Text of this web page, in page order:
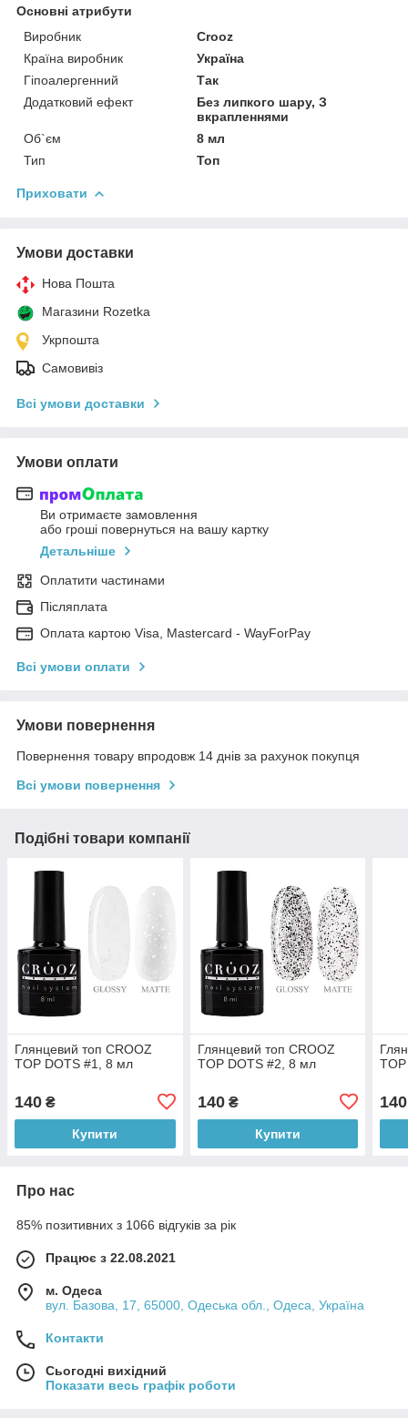
Основні атрибути
Виробник
Crooz
Країна виробник
Україна
Гіпоалергенний
Так
Додатковий ефект
Без липкого шару, З
вкрапленнями
Об`єм
8 мл
Тип
Топ
Приховати
Умови доставки
Нова Пошта
Магазини Rozetka
Укрпошта
Самовивіз
Всі умови доставки
Умови оплати
Ви отримаєте замовлення
або гроші повернуться на вашу картку
Детальніше
Оплатити частинами
Післяплата
Оплата картою Visa, Mastercard - WayForPay
Всі умови оплати
Умови повернення
Повернення товару впродовж 14 днів за рахунок покупця
Всі умови повернення
Подібні товари компанії
Глянцевий топ CROOZ
TOP DOTS #1, 8 мл
140 ₴
Купити
Глянцевий топ CROOZ
TOP DOTS #2, 8 мл
140₴
Купити
140
Про нас
85% позитивних з 1066 відгуків за рік
Працює з 22.08.2021
м. Одеса
вул. Базова, 17, 65000, Одеська обл., Одеса, Україна
Контакти
Сьогодні вихідний
Показати весь графік роботи